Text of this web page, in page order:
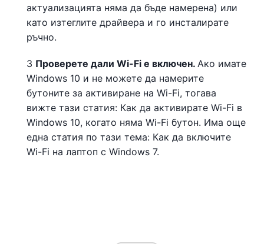
актуализацията няма да бъде намерена) или
като изтеглите драйвера и го инсталирате
ръчно.
3 Проверете дали Wi-Fi е включен. Ако имате
Windows 10 и не можете да намерите
бутоните за активиране на Wi-Fi, тогава
вижте тази статия: Как да активирате Wi-Fi в
Windows 10, когато няма Wi-Fi бутон. Има още
една статия по тази тема: Как да включите
Wi-Fi на лаптоп с Windows 7.